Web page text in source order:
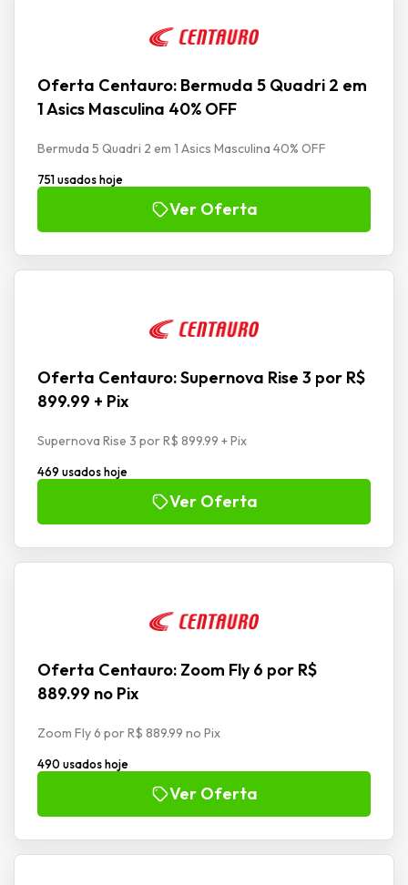
Oferta Centauro: Bermuda 5 Quadri 2 em
1 Asics Masculina 40% OFF
Bermuda 5 Quadri 2 em 1 Asics Masculina 40% OFF
751 usados hoje
Ver Oferta
Oferta Centauro: Supernova Rise 3 por R$
899.99 + Pix
Supernova Rise 3 por R$ 899.99 + Pix
469 usados hoje
Ver Oferta
Oferta Centauro: Zoom Fly 6 por R$
889.99 no Pix
Zoom Fly 6 por R$ 889.99 no Pix
490 usados hoje
Ver Oferta